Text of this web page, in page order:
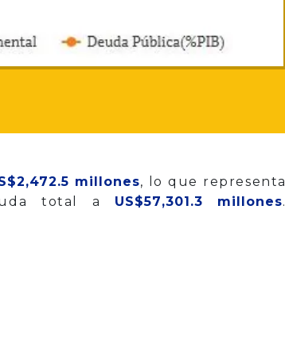
millones, lo que representa
total a US$57,301.3 millones.